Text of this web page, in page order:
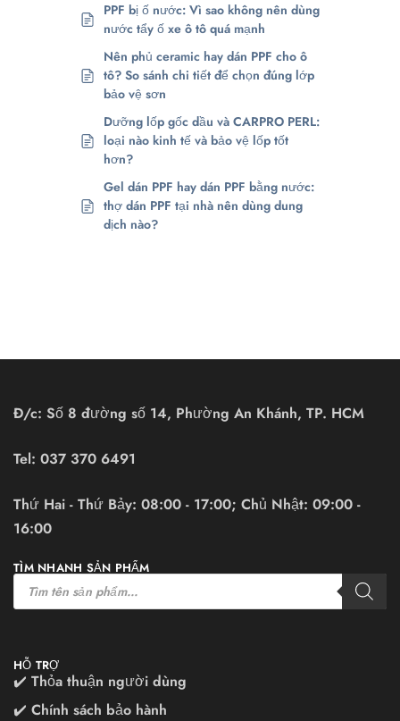
PPF bị ố nước: Vì sao không nên dùng
nước tẩy ố xe ô tô quá mạnh
Nên phủ ceramic hay dán PPF cho ô
tô? So sánh chi tiết để chọn đúng lớp
bảo vệ sơn
Dưỡng lốp gốc dầu và CARPRO PERL:
loại nào kinh tế và bảo vệ lốp tốt
hơn?
Gel dán PPF hay dán PPF bằng nước:
thợ dán PPF tại nhà nên dùng dung
dịch nào?
Đ/c: Số 8 đường số 14, Phường An Khánh, TP. HCM
Tel: 037 370 6491
Thứ Hai - Thứ Bảy: 08:00 - 17:00; Chủ Nhật: 09:00 -
16:00
TÌM NHANH SẢN PHẨM
HỖ TRỢ
✔️ Thỏa thuận người dùng
✔️ Chính sách bảo hành